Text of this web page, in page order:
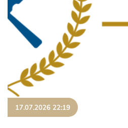
17.07.2026 22:19